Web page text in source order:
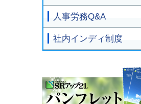
人事労務Q&A
社内インディ制度